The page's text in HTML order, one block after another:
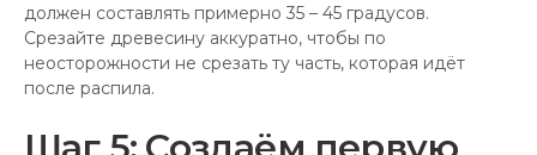
должен составлять примерно 35 – 45 градусов.
Срезайте древесину аккуратно, чтобы по
неосторожности не срезать ту часть, которая идёт
после распила.